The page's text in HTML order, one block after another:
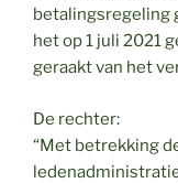
betalingsregeling
het op 1 juli 2021
geraakt van het
De rechter:
“Met betrekking